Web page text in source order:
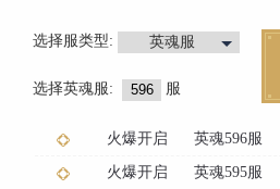
选择服类型: 英魂服
选择英魂服: 服
火爆开启 英魂596服
火爆开启 英魂595服